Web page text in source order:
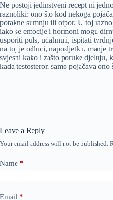
Ne postoji jedinstveni recept ni
raznoliki: ono što kod nekoga
potakne sumnju ili otpor. U toj
iako se emocije i hormoni mogu
usporiti puls, udahnuti, ispitati
na toj je odluci, naposljetku, manje
svjesni kako i zašto poruke djeluju,
kada testosteron samo pojačava
Leave a Reply
Your email address will not be published.
Name *
Email *